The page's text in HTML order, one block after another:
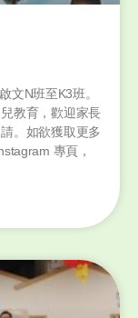
文N班至K3班。
教育，歡迎家長
。如欲獲取更多
專頁，